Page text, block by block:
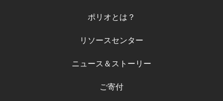
ポリオとは？
リソースセンター
ニュース＆ストーリー
ご寄付